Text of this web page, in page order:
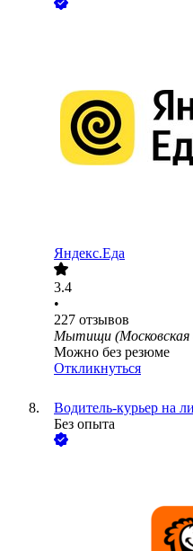
Яндекс.Еда
3.4
•
227 отзывов
Мытищи (Московская
Можно без резюме
Откликнуться
Водитель-курьер на
Без опыта